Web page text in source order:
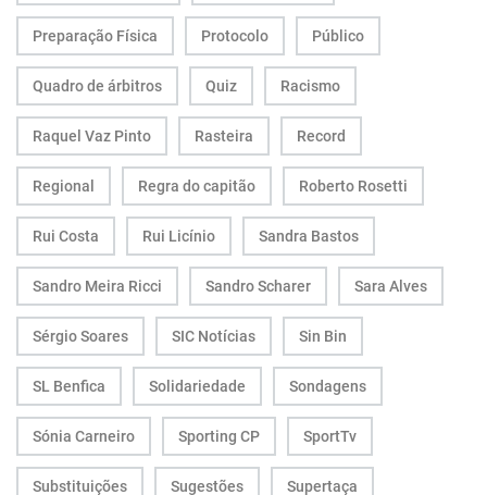
Preparação Física Protocolo Público
Quadro de árbitros Quiz Racismo
Raquel Vaz Pinto Rasteira Record
Regional Regra do capitão Roberto Rosetti
Rui Costa Rui Licínio Sandra Bastos
Sandro Meira Ricci Sandro Scharer Sara Alves
Sérgio Soares SIC Notícias Sin Bin
SL Benfica Solidariedade Sondagens
Sónia Carneiro Sporting CP SportTv
Substituições Sugestões Supertaça